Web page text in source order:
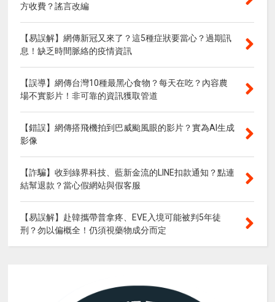
方收費？謠言改編
【易誤解】網傳新冠又來了？這5種症狀要當心？過期訊
息！缺乏時間脈絡的疫情資訊
【誤導】網傳台灣10種最黑心食物？每天在吃？內容農
場不實影片！非可靠的資訊獲取管道
【錯誤】網傳搭飛機拍到巴威颱風眼的影片？實為AI生成
影像
【詐騙】收到綠界科技、藍新金流的LINE扣款通知？點連
結幫退款？當心假網站與假客服
【易誤解】赴韓攜帶普拿疼、EVE入境可能被判5年徒
刑？勿以偏概全！仍須視藥物成分而定